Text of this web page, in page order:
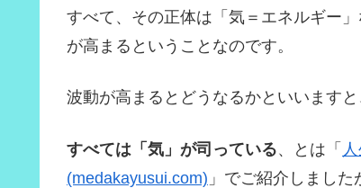
すべて、その正体は「気＝エネルギー
が高まるということなのです。
波動が高まるとどうなるかといいます
すべては「気」が司っている、とは「
(medakayusui.com) 」でご紹介しまし